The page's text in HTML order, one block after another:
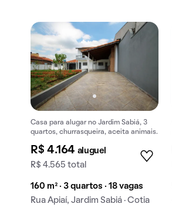
Casa para alugar no Jardim Sabiá, 3
quartos, churrasqueira, aceita animais.
R$ 4.164 aluguel
R$ 4.565 total
160 m² · 3 quartos · 18 vagas
Rua Apiaí, Jardim Sabiá · Cotia